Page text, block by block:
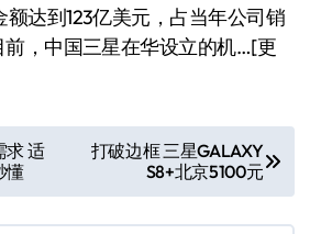
达到123亿美元，占当年公司销
前，中国三星在华设立的机…[更
求 适
懂
打破边框 三星GALAXY
S8+北京5100元